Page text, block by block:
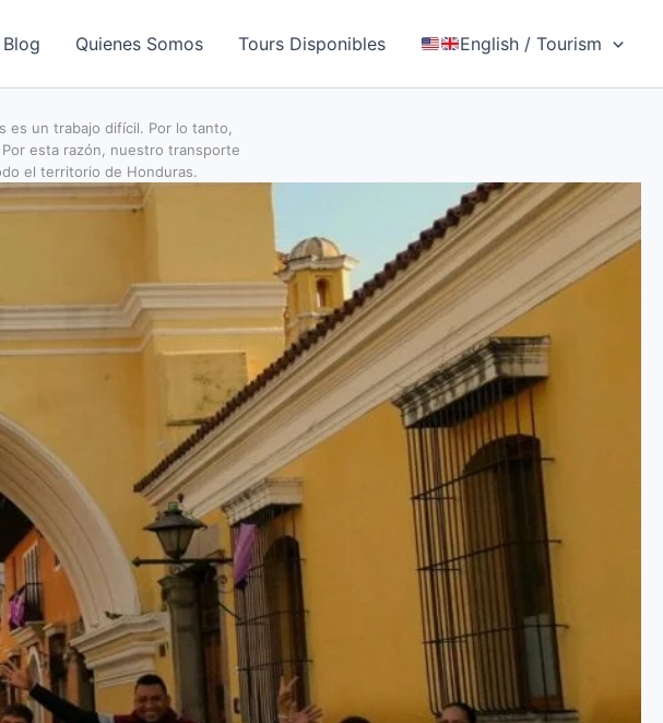
Blog Quienes Somos Tours Disponibles English / Tourism
es un trabajo difícil. Por lo tanto,
esta razón, nuestro transporte
el territorio de Honduras.